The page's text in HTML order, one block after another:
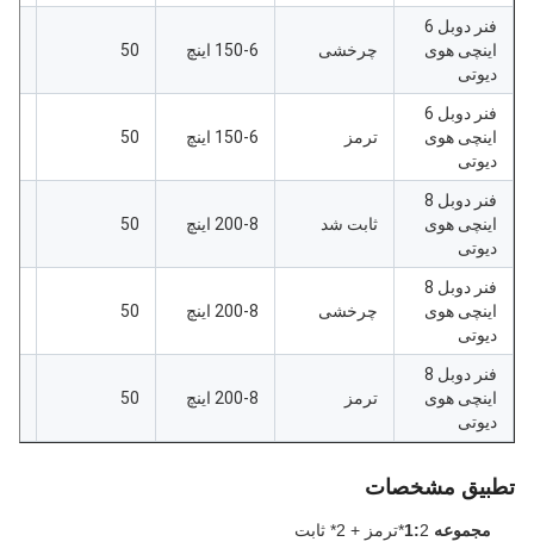
فنر دوبل 6
اینچی هوی
دیوتی
چرخشی 150-6 اینچ 50
فنر دوبل 6
اینچی هوی
دیوتی
ترمز 150-6 اینچ 50
فنر دوبل 8
اینچی هوی
دیوتی
ثابت شد 200-8 اینچ 50
فنر دوبل 8
اینچی هوی
دیوتی
چرخشی 200-8 اینچ 50
فنر دوبل 8
اینچی هوی
دیوتی
ترمز 200-8 اینچ 50
تطبیق مشخصات
مجموعه 1: 2*ترمز + 2* ثابت